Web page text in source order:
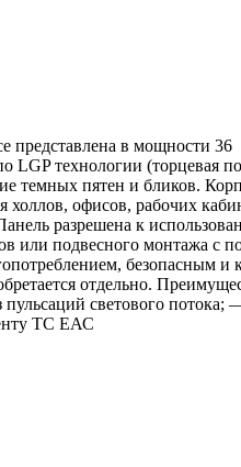
в мощности
LGP технологии
темных пятен и бликов.
офисов, рабочих
разрешена к
или подвесного монтажа
безопасным и
отдельно.
светового
ТС ЕАС